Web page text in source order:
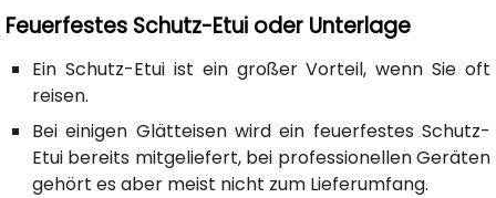
Feuerfestes Schutz-Etui oder Unterlage
Ein Schutz-Etui ist ein großer Vorteil, wenn Sie oft
reisen.
Bei einigen Glätteisen wird ein feuerfestes Schutz-
Etui bereits mitgeliefert, bei professionellen Geräten
gehört es aber meist nicht zum Lieferumfang.